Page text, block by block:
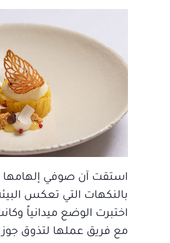
استقت آن صوفي إلهامها
بالنكهات التي تعكس
اختبرت الوضع ميدانياً
مع فريق عملها لتذوق جوز